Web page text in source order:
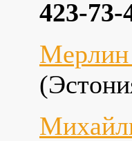
423-73-
Мерлин